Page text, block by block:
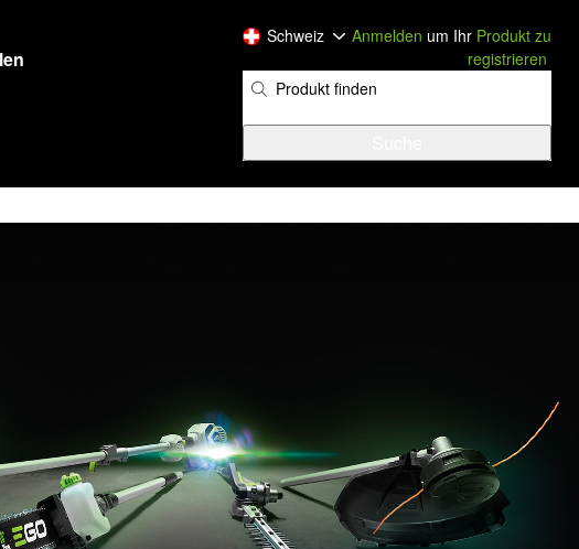
Schweiz Anmelden um Ihr Produkt zu
registrieren